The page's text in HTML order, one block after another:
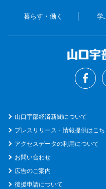
暮らす・働く 学
山口宇部経済新聞について
プレスリリース・情報提供はこち
アクセスデータの利用について
お問い合わせ
広告のご案内
後援申請について